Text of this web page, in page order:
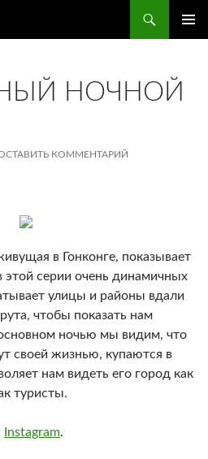
НОЧНОЙ
КОММЕНТАРИЙ
в Гонконге, показывает
этой серии очень динамичных
улицы и районы вдали
чтобы показать нам
ночью мы видим, что
своей жизнью, купаются в
нам видеть его город как
туристы.
Instagram.